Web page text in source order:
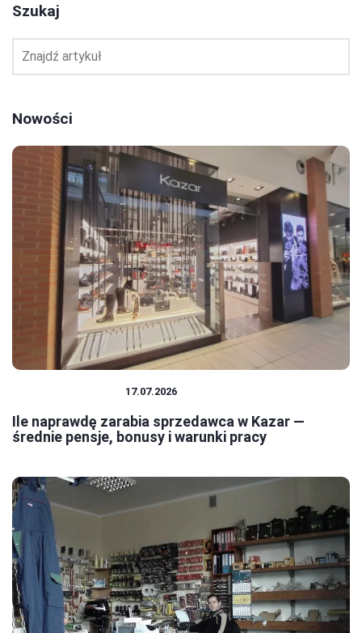
Szukaj
Nowości
17.07.2026
Ile naprawdę zarabia sprzedawca w Kazar —
średnie pensje, bonusy i warunki pracy